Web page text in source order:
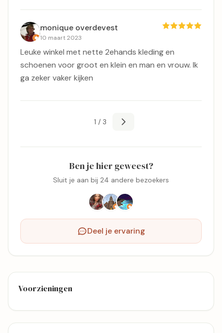
monique overdevest
10 maart 2023
Leuke winkel met nette 2ehands kleding en
schoenen voor groot en klein en man en vrouw. Ik
ga zeker vaker kijken
1 / 3
Ben je hier geweest?
Sluit je aan bij 24 andere bezoekers
Deel je ervaring
Voorzieningen